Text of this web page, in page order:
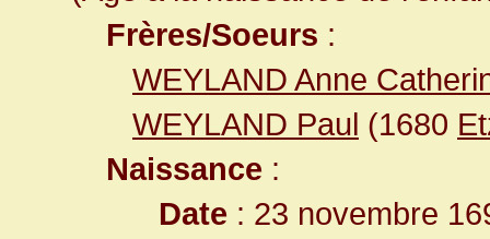
Frères/Soeurs :
WEYLAND Anne
WEYLAND Paul (1680
Naissance :
Date : 23 novembre